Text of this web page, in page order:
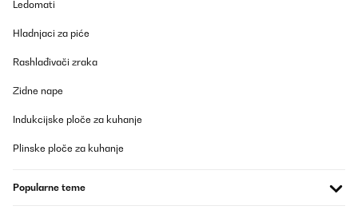
Der Artikel kam etwas verspätet an, das wurde aber vom
Einzelne Teile klapperten im Karton und beim Öffnen stellten wir
war, sodass sie lose im Karton herumflogen. Ärgerlicherweise
wir dann aus dem eigenen Bestand nehmen. Einmal aufgebaut,
war die Liege so, wie wir sie uns vorgestellt hatten: bequem, breit
einen Stern Abzug. Der Lieferant hat sich auf unsere Reklamation
Ledomati
Hladnjaci za piće
Rashlađivači zraka
Zidne nape
Indukcijske ploče za kuhanje
Plinske ploče za kuhanje
Popularne teme